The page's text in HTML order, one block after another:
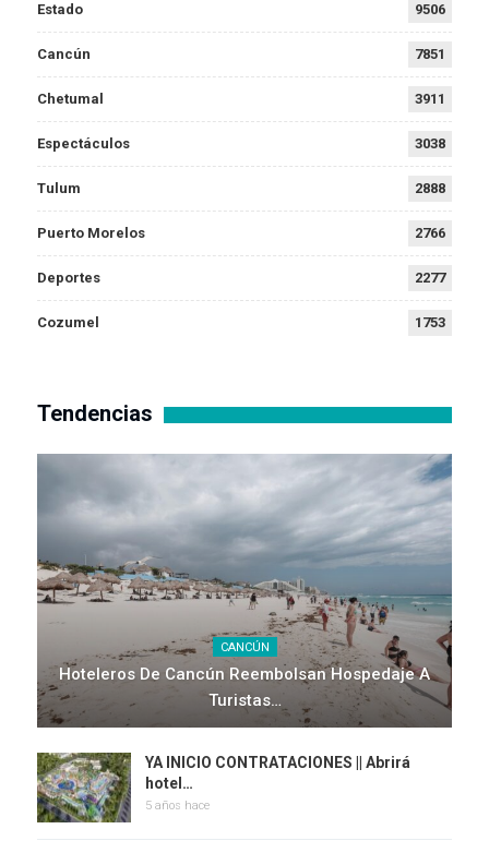
Estado 9506
Cancún 7851
Chetumal 3911
Espectáculos 3038
Tulum 2888
Puerto Morelos 2766
Deportes 2277
Cozumel 1753
Tendencias
CANCÚN
Hoteleros De Cancún Reembolsan Hospedaje A
Turistas…
YA INICIO CONTRATACIONES || Abrirá
hotel…
5 años hace